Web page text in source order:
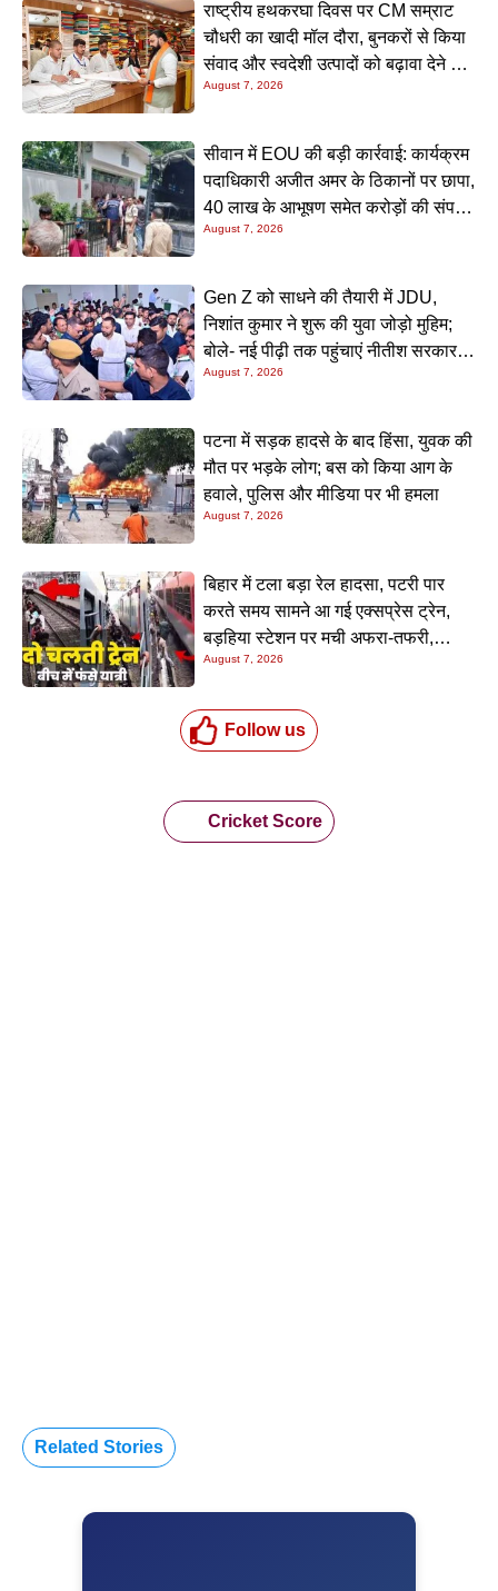
राष्ट्रीय हथकरघा दिवस पर CM सम्राट
चौधरी का खादी मॉल दौरा, बुनकरों से किया
संवाद और स्वदेशी उत्पादों को बढ़ावा देने की
अपील
August 7, 2026
सीवान में EOU की बड़ी कार्रवाई: कार्यक्रम
पदाधिकारी अजीत अमर के ठिकानों पर छापा,
40 लाख के आभूषण समेत करोड़ों की संपत्ति
की जांच शुरू
August 7, 2026
Gen Z को साधने की तैयारी में JDU,
निशांत कुमार ने शुरू की युवा जोड़ो मुहिम;
बोले- नई पीढ़ी तक पहुंचाएं नीतीश सरकार के
20 सालों के काम
August 7, 2026
पटना में सड़क हादसे के बाद हिंसा, युवक की
मौत पर भड़के लोग; बस को किया आग के
हवाले, पुलिस और मीडिया पर भी हमला
August 7, 2026
बिहार में टला बड़ा रेल हादसा, पटरी पार
करते समय सामने आ गई एक्सप्रेस ट्रेन,
बड़हिया स्टेशन पर मची अफरा-तफरी,
यात्रियों की लापरवाही आई सामने
August 7, 2026
Follow us
Cricket Score
Related Stories